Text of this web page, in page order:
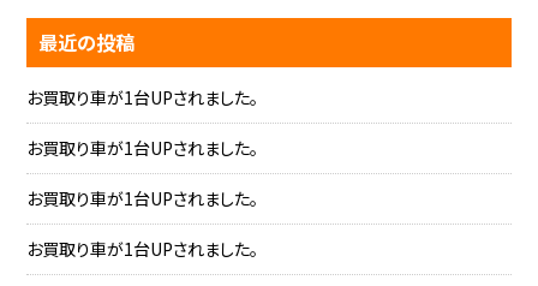
最近の投稿
お買取り車が1台UPされました。
お買取り車が1台UPされました。
お買取り車が1台UPされました。
お買取り車が1台UPされました。